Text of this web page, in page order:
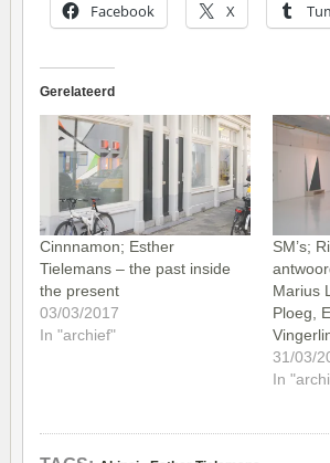
Facebook X
Gerelateerd
Cinnnamon; Esther
Tielemans – the past inside
the present
03/03/2017
In "archief"
SM’s;
Marius
Ploeg,
31/03/
In